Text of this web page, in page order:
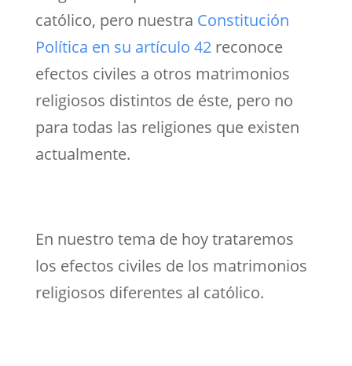
católico, pero nuestra Constitución
Política en su artículo 42reconoce
efectos civiles a otros matrimonios
religiosos distintos de éste, pero no
para todas las religiones que existen
actualmente.
En nuestro tema de hoy trataremos
los efectos civiles de los matrimonios
religiosos diferentes al católico.